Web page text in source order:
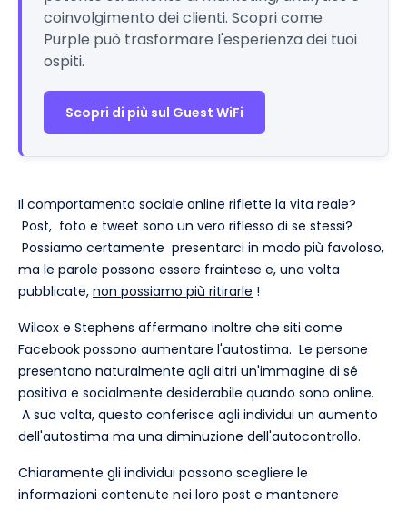
coinvolgimento dei clienti. Scopri come
Purple può trasformare l'esperienza dei tuoi
ospiti.
Scopri di più sul Guest WiFi
Il comportamento sociale online riflette la vita reale?
Post, foto e tweet sono un vero riflesso di se stessi?
Possiamo certamente presentarci in modo più favoloso,
ma le parole possono essere fraintese e, una volta
pubblicate, non possiamo più ritirarle !
Wilcox e Stephens affermano inoltre che siti come
Facebook possono aumentare l'autostima. Le persone
presentano naturalmente agli altri un'immagine di sé
positiva e socialmente desiderabile quando sono online.
A sua volta, questo conferisce agli individui un aumento
dell'autostima ma una diminuzione dell'autocontrollo.
Chiaramente gli individui possono scegliere le
informazioni contenute nei loro post e mantenere